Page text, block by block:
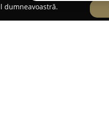
dumneavoastră.